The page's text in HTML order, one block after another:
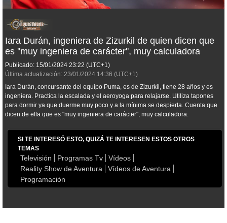
Iara Durán, ingeniera de Zizurkil de quien dicen que
es ''muy ingeniera de carácter'', muy calculadora
Publicado: 15/01/2024 23:22 (UTC+1)
Última actualización: 23/01/2024 14:36 (UTC+1)
Iara Durán, concursante del equipo Puma, es de Zizurkil, tiene 28 años y es
ingeniera. Practica la escalada y el aeroyoga para relajarse. Utiliza tapones
para dormir ya que duerme muy poco y a la mínima se despierta. Cuenta que
dicen de ella que es "muy ingeniera de carácter", muy calculadora.
SI TE INTERESÓ ESTO, QUIZÁ TE INTERESEN ESTOS OTROS
TEMAS
Televisión Programas Tv
Vídeos
Reality Show de Aventura
Vídeos de Aventura
Programación